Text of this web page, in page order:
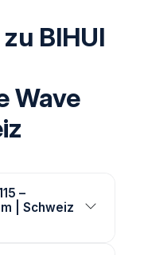
BIHUI
Wave
–
| Schweiz